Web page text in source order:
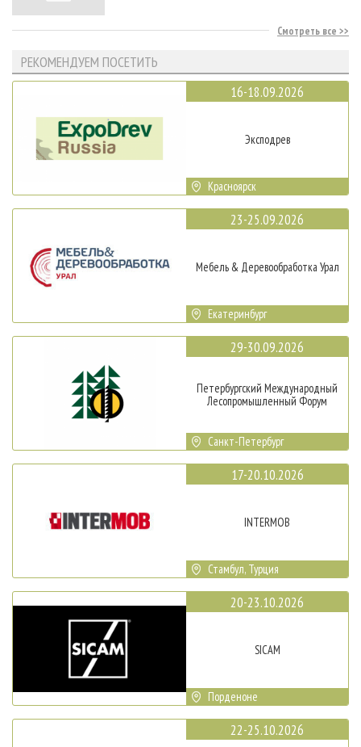
Смотреть все
РЕКОМЕНДУЕМ ПОСЕТИТЬ
16-18.09.2026
Эксподрев
Красноярск
23-25.09.2026
Мебель & Деревообработка Урал
Екатеринбург
29-30.09.2026
Петербургский Международный
Лесопромышленный Форум
Санкт-Петербург
17-20.10.2026
INTERMOB
Стамбул, Турция
20-23.10.2026
SICAM
Порденоне
22-25.10.2026